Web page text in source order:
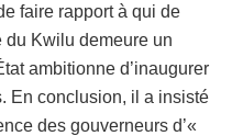
faire rapport à qui de
du Kwilu demeure un
ambitionne d’inaugurer
En conclusion, il a insisté
des gouverneurs d’«